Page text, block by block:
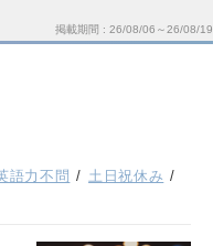
掲載期間 26/08/06～26/08/19
語力不問
土日祝休み